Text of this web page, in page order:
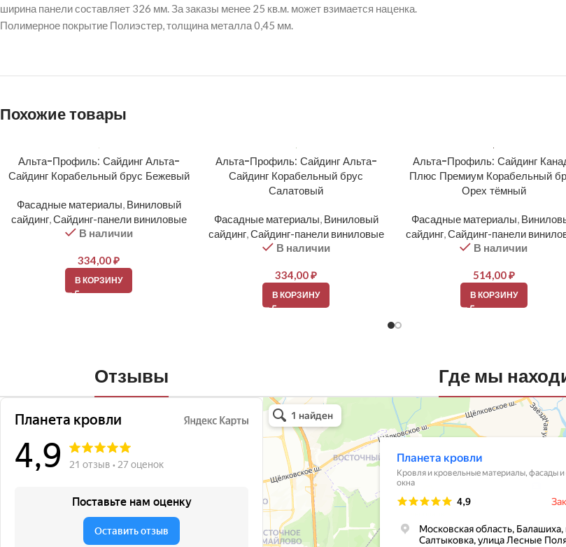
ширина панели составляет 326 мм. За заказы менее 25 кв.м. может взимается наценка.
Полимерное покрытие Полиэстер, толщина металла 0,45 мм.
Похожие товары
Альта-Профиль: Сайдинг Альта-
Сайдинг Корабельный брус Бежевый
Фасадные материалы, Виниловый
сайдинг,Сайдинг-панели виниловые
В наличии
334,00₽
В КОРЗИНУ
Альта-Профиль: Сайдинг Альта-
Сайдинг Корабельный брус
Салатовый
Фасадные материалы, Виниловый
сайдинг,Сайдинг-панели виниловые
В наличии
334,00₽
В КОРЗИНУ
Альта-Профиль: Сайдинг
Плюс Премиум Корабельный
Орех тёмный
Фасадные материалы,
сайдинг,Сайдинг-панели
В наличии
514,00₽
В КОРЗИНУ
Отзывы Где мы
Планета кровли
Кровля и кровельные материалы в Балашихе
Окна в Балашихе